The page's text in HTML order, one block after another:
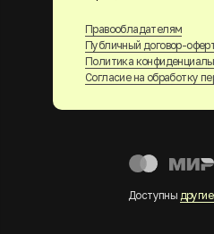
Правообладателям
Публичный договор-
Политика
Согласие на обработку
Доступны